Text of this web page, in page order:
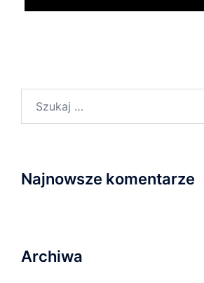
Najnowsze komentarze
Archiwa